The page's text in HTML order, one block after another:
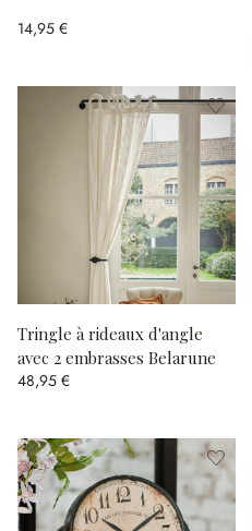
14,95 €
Tringle à rideaux d'angle
avec 2 embrasses Belarune
48,95 €